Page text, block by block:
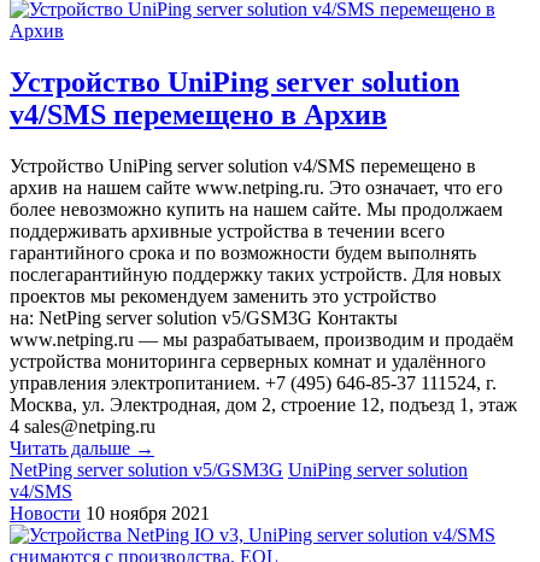
Устройство UniPing server solution
v4/SMS перемещено в Архив
Устройство UniPing server solution v4/SMS перемещено в
архив на нашем сайте www.netping.ru. Это означает, что его
более невозможно купить на нашем сайте. Мы продолжаем
поддерживать архивные устройства в течении всего
гарантийного срока и по возможности будем выполнять
послегарантийную поддержку таких устройств. Для новых
проектов мы рекомендуем заменить это устройство
на: NetPing server solution v5/GSM3G Контакты
www.netping.ru — мы разрабатываем, производим и продаём
устройства мониторинга серверных комнат и удалённого
управления электропитанием. +7 (495) 646-85-37 111524, г.
Москва, ул. Электродная, дом 2, строение 12, подъезд 1, этаж
4 sales@netping.ru
Читать дальше →
NetPing server solution v5/GSM3G UniPing server solution
v4/SMS
Новости 10 ноября 2021